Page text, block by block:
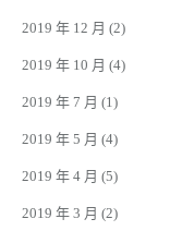
2019 年 12 月 (2)
2019 年 10 月 (4)
2019 年 7 月 (1)
2019 年 5 月 (4)
2019 年 4 月 (5)
2019 年 3 月 (2)